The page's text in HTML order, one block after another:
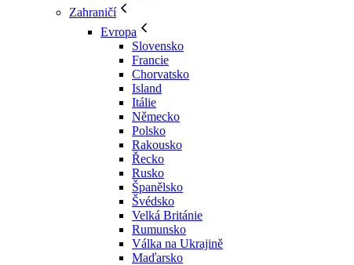
Zahraničí
Evropa
Slovensko
Francie
Chorvatsko
Island
Itálie
Německo
Polsko
Rakousko
Řecko
Rusko
Španělsko
Švédsko
Velká Británie
Rumunsko
Válka na Ukrajině
Maďarsko